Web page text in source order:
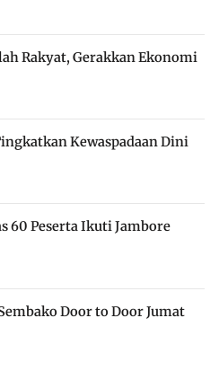
Rakyat, Gerakkan Ekonomi
Kewaspadaan Dini
60 Peserta Ikuti Jambore
Door to Door Jumat